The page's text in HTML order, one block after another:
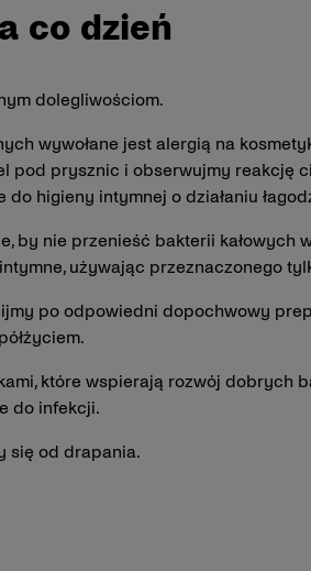
co dzień
dolegliwościom.
wywołane jest alergią na
pod prysznic i obserwujmy reakcję
higieny intymnej o działaniu
by nie przenieść bakterii kałowych
używając przeznaczonego
po odpowiedni dopochwowy
które wspierają rozwój dobrych
do infekcji.
się od drapania.